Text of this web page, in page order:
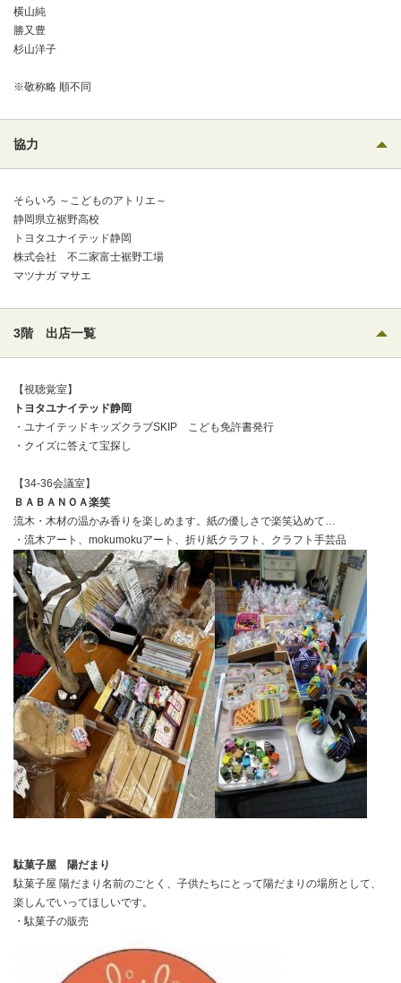
横山純
勝又豊
杉山洋子
※敬称略 順不同
協力
そらいろ ～こどものアトリエ～
静岡県立裾野高校
トヨタユナイテッド静岡
株式会社 不二家富士裾野工場
マツナガ マサエ
3階 出店一覧
【視聴覚室】
トヨタユナイテッド静岡
・ユナイテッドキッズクラブSKIP こども免許書発行
・クイズに答えて宝探し
【34-36会議室】
ＢＡＢＡＮＯＡ楽笑
流木・木材の温かみ香りを楽しめます。紙の優しさで楽笑込めて…
・流木アート、mokumokuアート、折り紙クラフト、クラフト手芸品
駄菓子屋 陽だまり
駄菓子屋 陽だまり名前のごとく、子供たちにとって陽だまりの場所として、
楽しんでいってほしいです。
・駄菓子の販売